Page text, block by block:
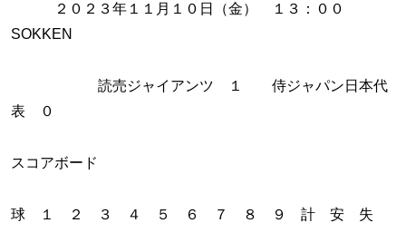
２０２３年１１月１０日（金） １３：００
SOKKEN
読売ジャイアンツ １ 侍ジャパン日本代
表 ０
スコアボード
球 １ ２ ３ ４ ５ ６ ７ ８ ９ 計 安 失